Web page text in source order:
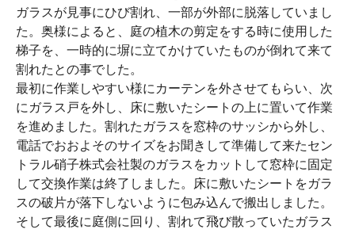
ガラスが見事にひび割れ、一部が外部に脱落していまし
た。奥様によると、庭の植木の剪定をする時に使用した
梯子を、一時的に塀に立てかけていたものが倒れて来て
割れたとの事でした。
最初に作業しやすい様にカーテンを外させてもらい、次
にガラス戸を外し、床に敷いたシートの上に置いて作業
を進めました。割れたガラスを窓枠のサッシから外し、
電話でおおよそのサイズをお聞きして準備して来たセン
トラル硝子株式会社製のガラスをカットして窓枠に固定
して交換作業は終了しました。床に敷いたシートをガラ
スの破片が落下しないように包み込んで搬出しました。
そして最後に庭側に回り、割れて飛び散っていたガラス